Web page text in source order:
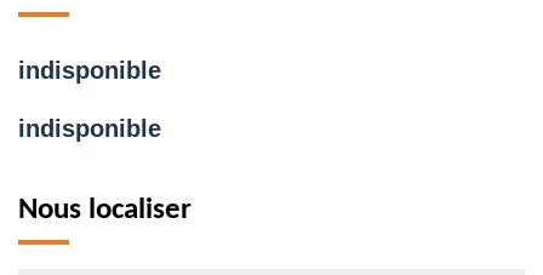
indisponible
indisponible
Nous localiser